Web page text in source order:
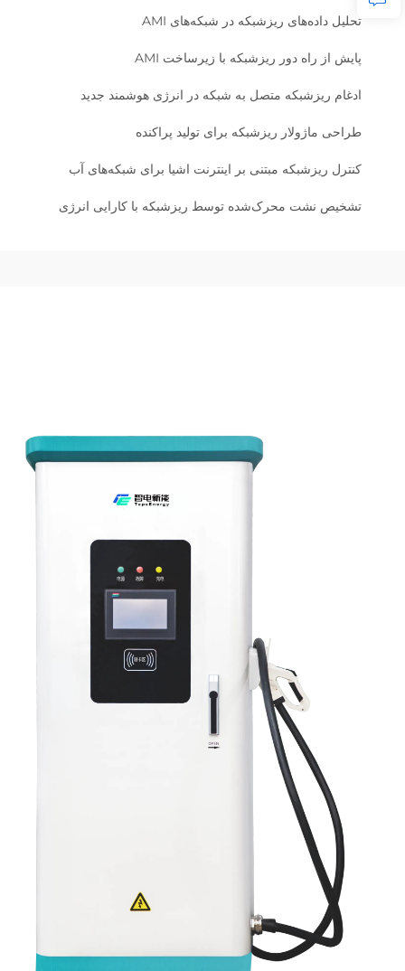
تحلیل داده‌های ریزشبکه در شبکه‌های AMI
پایش از راه دور ریزشبکه با زیرساخت AMI
ادغام ریزشبکه متصل به شبکه در انرژی هوشمند جدید
طراحی ماژولار ریزشبکه برای تولید پراکنده
کنترل ریزشبکه مبتنی بر اینترنت اشیا برای شبکه‌های آب
تشخیص نشت محرک‌شده توسط ریزشبکه با کارایی انرژی